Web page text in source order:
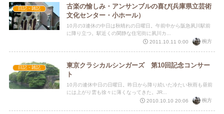
日記・雑記
古楽の愉しみ・アンサンブルの喜び(兵庫県立芸術
文化センター・小ホール）
10月の3連休の中日は秋晴れの日曜日。午前中から阪急夙川駅前
に降り立つ。駅近くの閑静な住宅街に夙川カ...
2011.10.11 0:00
椀方
日記・雑記
東京クラシカルシンガーズ 第10回記念コンサー
ト
10月の連休中日の日曜日。昨日から降り続いた冷たい秋雨も昼前
には上がり雲も徐々に薄くなってきた。JR...
2010.10.10 20:06
椀方